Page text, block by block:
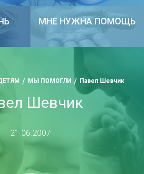
МНЕ НУЖНА ПОМОЩЬ
МЫ ПОМОГЛИ Павел Шевчик
Шевчик
21.06.2007